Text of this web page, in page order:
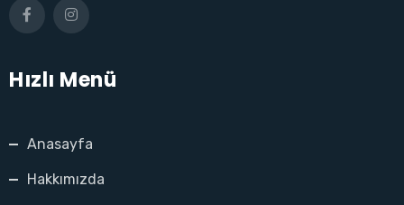
Hızlı Menü
Anasayfa
Hakkımızda